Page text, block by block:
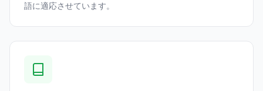
語に適応させています。